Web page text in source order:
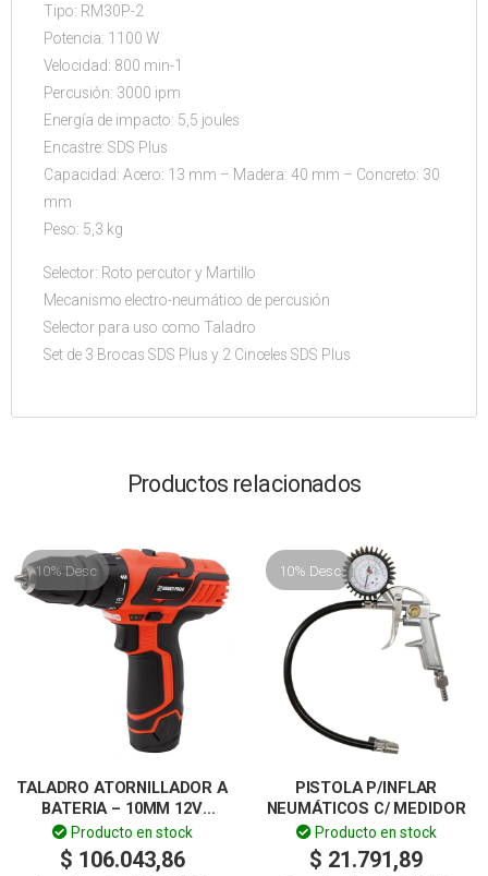
Tipo: RM30P-2
Potencia: 1100 W
Velocidad: 800 min-1
Percusión: 3000 ipm
Energía de impacto: 5,5 joules
Encastre: SDS Plus
Capacidad: Acero: 13 mm – Madera: 40 mm – Concreto: 30
mm
Peso: 5,3 kg
Selector: Roto percutor y Martillo
Mecanismo electro-neumático de percusión
Selector para uso como Taladro
Set de 3 Brocas SDS Plus y 2 Cinceles SDS Plus
Productos relacionados
10% Desc
TALADRO ATORNILLADOR A
BATERIA – 10MM 12V
DOWEN PAGIO
Producto en stock
$ 106.043,86
10% Desc
PISTOLA P/INFLAR
NEUMÁTICOS C/ MEDIDOR
Producto en stock
$ 21.791,89